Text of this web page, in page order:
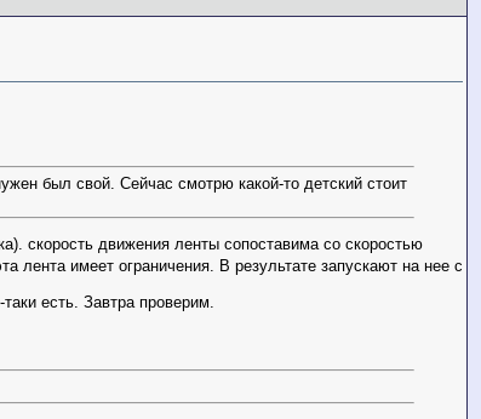
был свой. Сейчас смотрю какой-то детский стоит
скорость движения ленты сопоставима со скоростью
лента имеет ограничения. В результате запускают на нее с
есть. Завтра проверим.